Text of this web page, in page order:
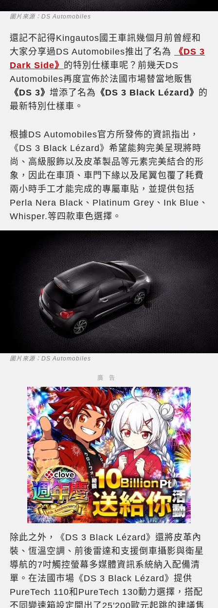
圖片來源：DS Automobiles
還記不記得Kingautos國王車訊幾個月前曾經和
大家分享過DS Automobiles推出了名為
《DS 3
Dark Side》 的特別仕樣車呢？前幾天DS
Automobiles再度宣佈於法國市場替當地販售
《DS 3》 增添了名為 《DS 3 Black Lézard》 的
最新特別仕樣車。
根據DS Automobiles官方所發佈的資訊指出，
《DS 3 Black Lézard》希望能夠完美呈現將時
尚、高級服飾以及皮革製品等元素完美結合的形
象，因此在車頂、車門下緣以及尾翼包覆了耗費
兩小時手工才能完成的專屬車貼，並提供包括
Perla Nera Black、Platinum Grey、Ink Blue、
Whisper.等四款車色選擇。
圖片來源：DS Automobiles
除此之外，《DS 3 Black Lézard》還將皮革內
裝、恆溫空調、前後雷達和支援倒車攝影與衛星
導航的7吋觸控螢幕多媒體資訊系統納入配備清
單。在法國市場《DS 3 Black Lézard》提供
PureTech 110和PureTech 130動力選擇，搭配
不同變速箱設定開出了25'200歐元起跳的建議售